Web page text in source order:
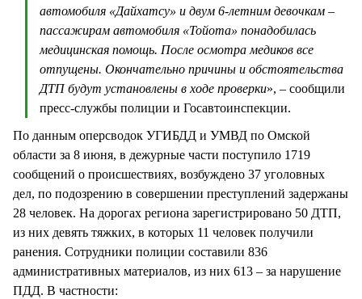
автомобиля «Дайхатсу» и двум 6-летним девочкам –
пассажирам автомобиля «Тойота» понадобилась
медицинская помощь. После осмотра медиков все
отпущены. Окончательно причины и обстоятельства
ДТП будут установлены в ходе проверки», – сообщили
пресс-службы полиции и Госавтоинспекции.
По данным оперсводок УГИБДД и УМВД по Омской
области за 8 июня, в дежурные части поступило 1719
сообщений о происшествиях, возбуждено 37 уголовных
дел, по подозрению в совершении преступлений задержаны
28 человек. На дорогах региона зарегистрировано 50 ДТП,
из них девять тяжких, в которых 11 человек получили
ранения. Сотрудники полиции составили 836
административных материалов, из них 613 – за нарушение
ПДД. В частности: